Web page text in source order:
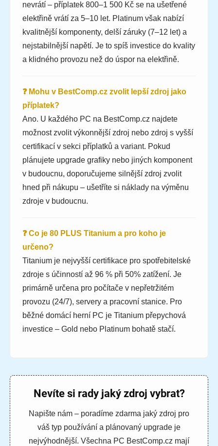
nevrátí – příplatek 800–1 500 Kč se na ušetřené
elektřině vrátí za 5–10 let. Platinum však nabízí
kvalitnější komponenty, delší záruky (7–12 let) a
nejstabilnější napětí. Je to spíš investice do kvality
a klidného provozu než do úspor na elektřině.
❓ Mohu v BestComp.cz zvolit lepší zdroj jako
příplatek?
Ano. U každého PC na BestComp.cz najdete
možnost zvolit výkonnější zdroj nebo zdroj s vyšší
certifikací v sekci příplatků a variant. Pokud
plánujete upgrade grafiky nebo jiných komponent
v budoucnu, doporučujeme silnější zdroj zvolit
hned při nákupu – ušetříte si náklady na výměnu
zdroje v budoucnu.
❓ Co je 80 PLUS Titanium a pro koho je
určeno?
Titanium je nejvyšší certifikace pro spotřebitelské
zdroje s účinností až 96 % při 50% zatížení. Je
primárně určena pro počítače v nepřetržitém
provozu (24/7), servery a pracovní stanice. Pro
běžné domácí herní PC je Titanium přepychová
investice – Gold nebo Platinum bohatě stačí.
Nevíte si rady jaký zdroj vybrat?
Napište nám – poradíme zdarma jaký zdroj pro
váš typ používání a plánovaný upgrade je
nejvýhodnější. Všechna PC BestComp.cz mají